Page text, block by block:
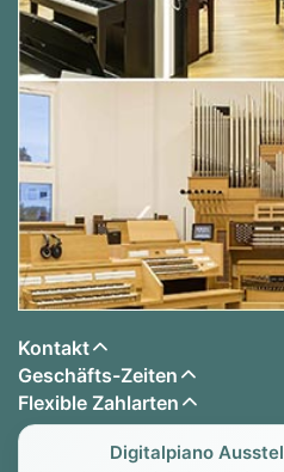
Kontakt
Geschäfts-Zeiten
Flexible Zahlarten
Digitalpiano